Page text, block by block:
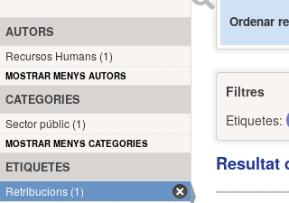
Ordenar
Filtres
Etiquetes:
Resultat
AUTORS
Recursos Humans (1)
MOSTRAR MENYS AUTORS
CATEGORIES
Sector públic (1)
MOSTRAR MENYS CATEGORIES
ETIQUETES
Retribucions (1)